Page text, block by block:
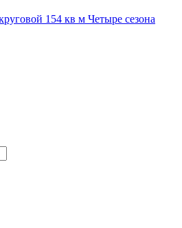
154 кв м Четыре сезона